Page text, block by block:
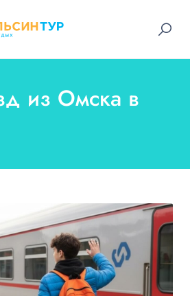
из Омска в